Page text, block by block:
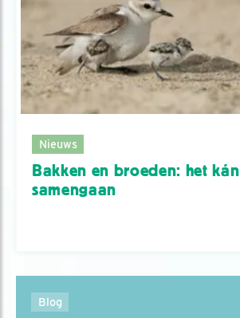
Nieuws
Bakken en broeden: het kán
samengaan
Blog